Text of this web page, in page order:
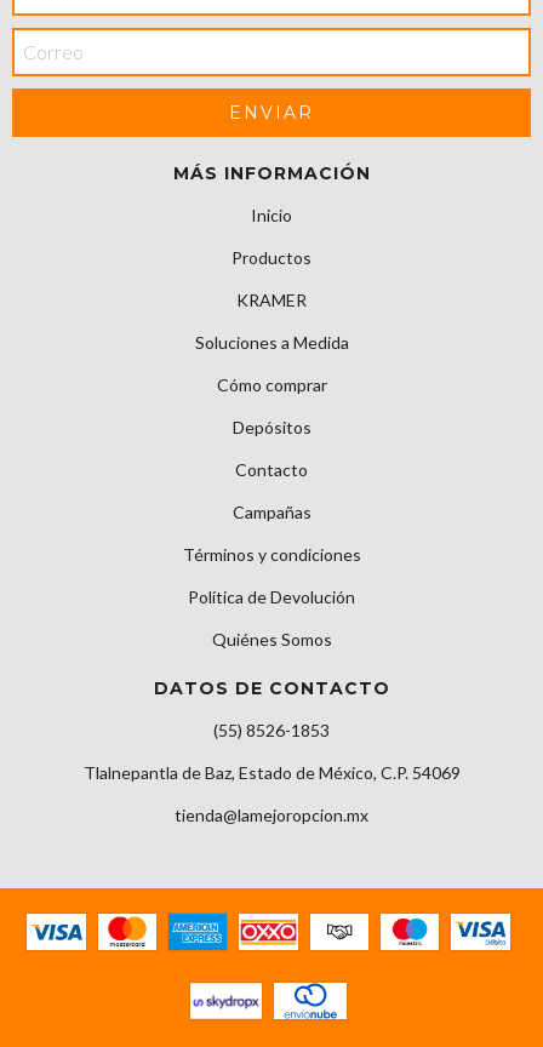
MÁS INFORMACIÓN
Inicio
Productos
KRAMER
Soluciones a Medida
Cómo comprar
Depósitos
Contacto
Campañas
Términos y condiciones
Política de Devolución
Quiénes Somos
DATOS DE CONTACTO
(55) 8526-1853
Tlalnepantla de Baz, Estado de México, C.P. 54069
tienda@lamejoropcion.mx